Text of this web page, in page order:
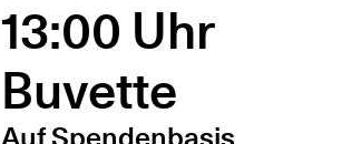
13:00 Uhr
Buvette